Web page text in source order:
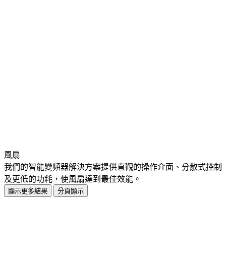
風扇
我們的智能變頻器解決方案提供直觀的操作介面、分散式控制
及更低的功耗，使風扇達到最佳效能。
顯示更多結果 分頁顯示